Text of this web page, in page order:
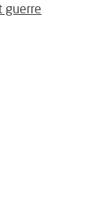
guerre